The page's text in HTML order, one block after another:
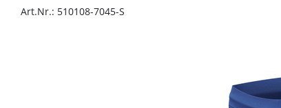
Art.Nr.: 510108-7045-S